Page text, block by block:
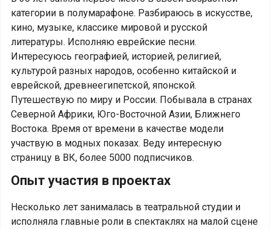
категории в полумарафоне. Разбираюсь в искусстве,
кино, музыке, классике мировой и русской
литературы. Исполняю еврейские песни.
Интересуюсь географией, историей, религией,
культурой разных народов, особенно китайской и
еврейской, древнеегипетской, японской.
Путешествую по миру и России. Побывала в странах
Северной Африки, Юго-Восточной Азии, Ближнего
Востока. Время от времени в качестве модели
участвую в модных показах. Веду интересную
страницу в ВК, более 5000 подписчиков.
Опыт участия в проектах
Несколько лет занималась в театральной студии и
исполняла главные роли в спектаклях на малой сцене